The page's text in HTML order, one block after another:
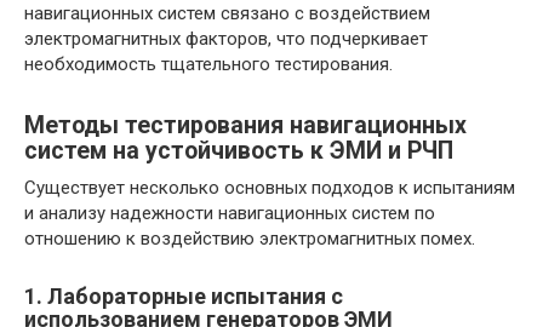
навигационных систем связано с воздействием
электромагнитных факторов, что подчеркивает
необходимость тщательного тестирования.
Методы тестирования навигационных
систем на устойчивость к ЭМИ и РЧП
Существует несколько основных подходов к испытаниям
и анализу надежности навигационных систем по
отношению к воздействию электромагнитных помех.
1. Лабораторные испытания с
использованием генераторов ЭМИ